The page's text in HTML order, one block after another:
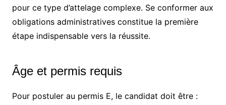
pour ce type d’attelage complexe. Se conformer aux
obligations administratives constitue la première
étape indispensable vers la réussite.
Âge et permis requis
Pour postuler au permis E, le candidat doit être :